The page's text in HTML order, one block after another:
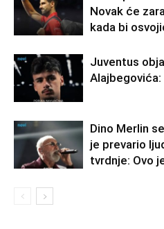
Novak će
kada bi
Juventus
Dino Merlin
je prevario
tvrdnje: Ovo